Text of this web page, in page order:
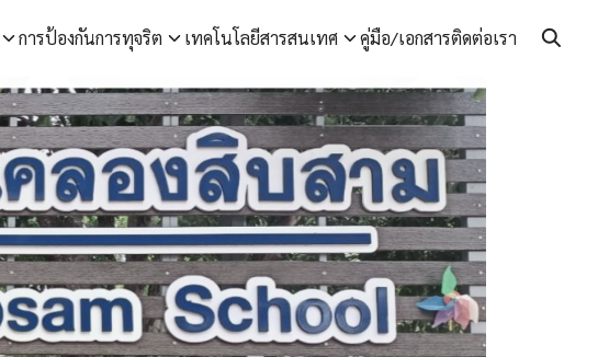
การป้องกันการทุจริต เทคโนโลยีสารสนเทศ คู่มือ/เอกสารติดต่อเรา